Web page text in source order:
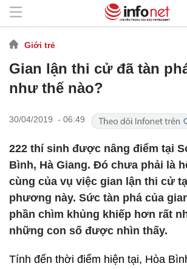
Giới trẻ
Gian lận thi cử đã tàn
như thế nào?
30/04/2019 - 06:49
222 thí sinh được nâng điểm tại
Bình, Hà Giang. Đó chưa phải là
cùng của vụ việc gian lận thi cử
phương này. Sức tàn phá của
phần chìm khủng khiếp hơn rất
những con số được nhìn thấy.
Tính đến thời điểm hiện tại, Hòa